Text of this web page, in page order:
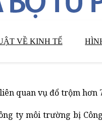
VỀ KINH TẾ
quan vụ đổ trộm hơn
ty môi trường bị